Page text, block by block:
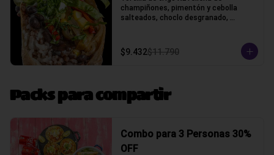
champiñones, pimentón y cebolla
salteados, choclo desgranado,
gallo y crema ácida, acompañado con
papas fritas.
$9.432$11.790
Packs para compartir
Combo para 3 Personas 30%
OFF